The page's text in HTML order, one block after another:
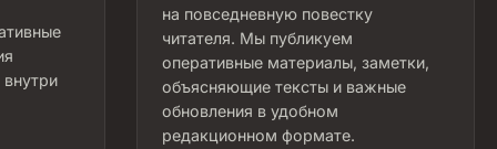
на повседневную повестку
читателя. Мы публикуем
оперативные материалы, заметки,
объясняющие тексты и важные
обновления в удобном
редакционном формате.